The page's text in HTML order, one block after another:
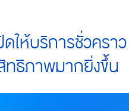
ดให้บริการชั่วคร
ทธิภาพมากยิ่งขึ้น